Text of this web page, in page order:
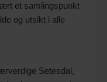
et samlingspunkt
og utsikt i alle
Setesdal,